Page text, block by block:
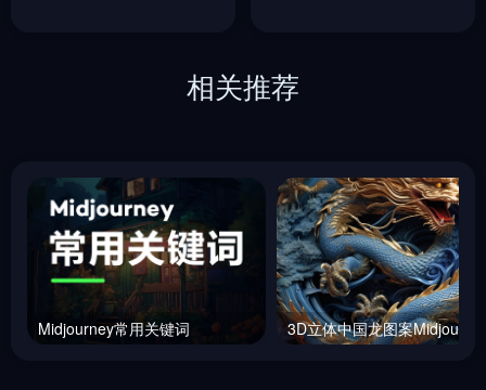
相关推荐
Midjourney常用关键词